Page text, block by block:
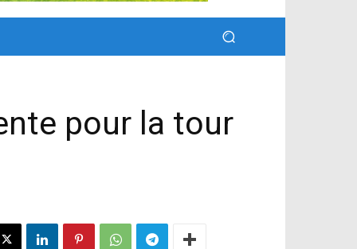
pour la tour